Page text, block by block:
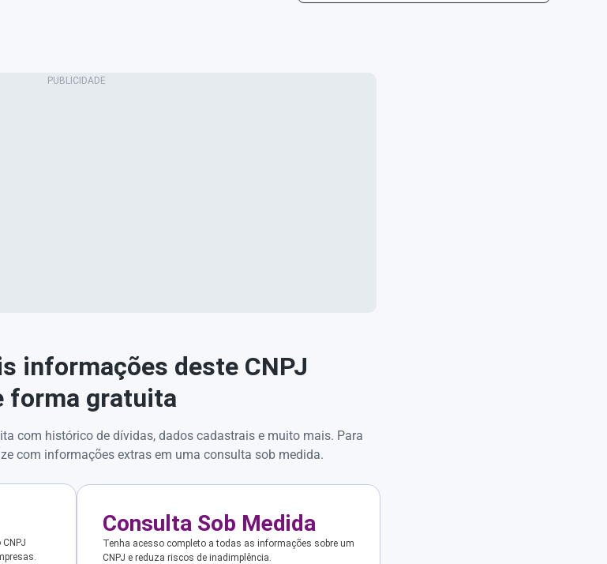
informações deste CNPJ
forma gratuita
com histórico de dívidas, dados cadastrais e muito mais. Para
com informações extras em uma consulta sob medida.
Consulta Sob Medida
Tenha acesso completo a todas as informações sobre um
CNPJ e reduza riscos de inadimplência.